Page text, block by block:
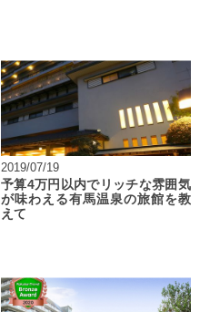
2019/07/19
予算4万円以内でリッチな雰囲気
が味わえる有馬温泉の旅館を教
えて